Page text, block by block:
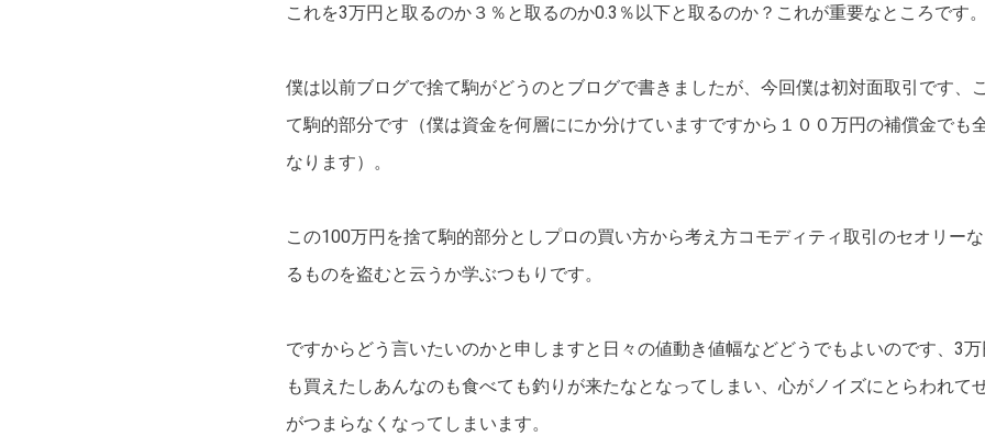
これを3万円と取るのか３％と取るのか0.3％以下と取るのか？これが重要なところです。
僕は以前ブログで捨て駒がどうのとブログで書きましたが、今回僕は初対面取引です、
て駒的部分です（僕は資金を何層ににか分けていますですから１００万円の補償金でも
なります）。
この100万円を捨て駒的部分としプロの買い方から考え方コモディティ取引のセオリー
るものを盗むと云うか学ぶつもりです。
ですからどう言いたいのかと申しますと日々の値動き値幅などどうでもよいのです、3
も買えたしあんなのも食べても釣りが来たなとなってしまい、心がノイズにとらわれて
がつまらなくなってしまいます。